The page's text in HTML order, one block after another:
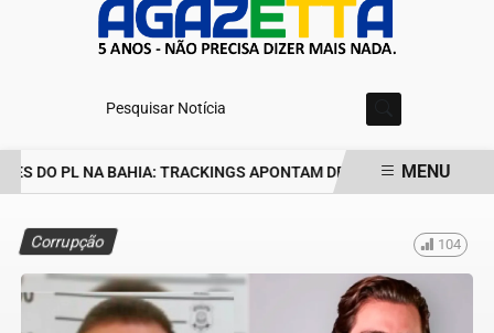
Pesquisar Notícia
DO PL NA BAHIA: TRACKINGS APONTAM DRA. RAISSA SOARES E
MENU
Corrupção 104